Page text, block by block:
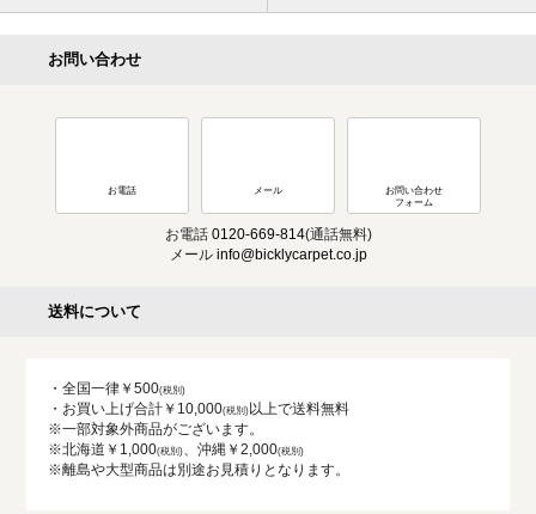
お問い合わせ
お電話 メール
お問い合わせ
フォーム
お電話 0120-669-814(通話無料)
メール info@bicklycarpet.co.jp
送料について
・全国一律￥500
・お買い上げ合計￥10,000
以上で送料無料
※一部対象外商品がございます。
※北海道￥1,000
、沖縄￥2,000
※離島や大型商品は別途お見積りとなります。